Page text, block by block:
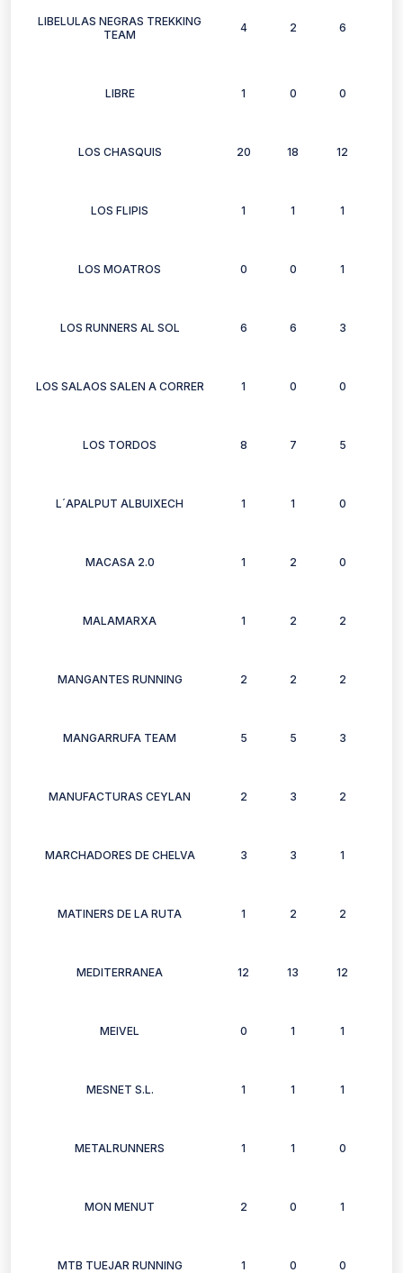
LIBELULAS NEGRAS TREKKING
TEAM
4 2 6
LIBRE 1 0 0
LOS CHASQUIS 20 18 12
LOS FLIPIS 1 1 1
LOS MOATROS 0 0 1
LOS RUNNERS AL SOL 6 6 3
LOS SALAOS SALEN A CORRER 1 0 0
LOS TORDOS 8 7 5
L´APALPUT ALBUIXECH 1 1 0
MACASA 2.0 1 2 0
MALAMARXA 1 2 2
MANGANTES RUNNING 2 2 2
MANGARRUFA TEAM 5 5 3
MANUFACTURAS CEYLAN 2 3 2
MARCHADORES DE CHELVA 3 3 1
MATINERS DE LA RUTA 1 2 2
MEDITERRANEA 12 13 12
MEIVEL 0 1 1
MESNET S.L. 1 1 1
METALRUNNERS 1 1 0
MON MENUT 2 0 1
MTB TUEJAR RUNNING 1 0 0